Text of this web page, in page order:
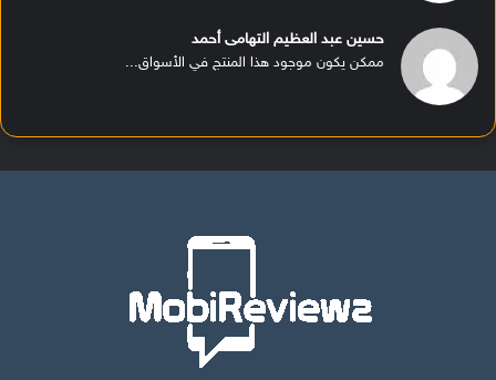
حسين عبد العظيم التهامى أحمد
ممكن يكون موجود هذا المنتج في الأسواق...